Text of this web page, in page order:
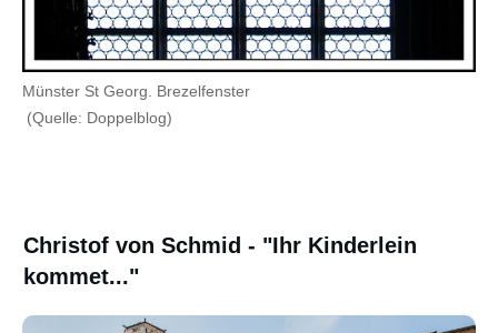
Münster St Georg. Brezelfenster
(Quelle: Doppelblog)
Christof von Schmid - "Ihr Kinderlein
kommet..."